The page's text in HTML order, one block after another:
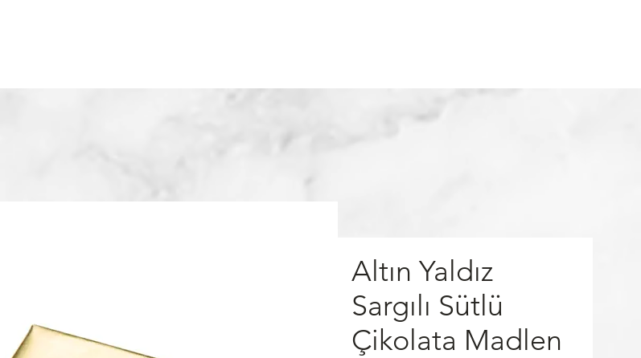
Altın Yaldız
Sargılı Sütlü
Çikolata Madlen